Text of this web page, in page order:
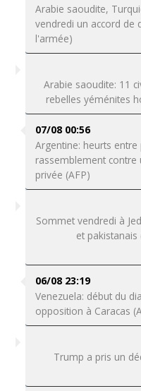
Arabie saoudite,
vendredi un accord de
l'armée)
Arabie saoudite: 11
rebelles yéménites
07/08 00:56
Argentine: heurts
rassemblement
privée (AFP)
Sommet vendredi à
et
06/08 23:19
Venezuela: début du
opposition à Caracas
Trump a pris un